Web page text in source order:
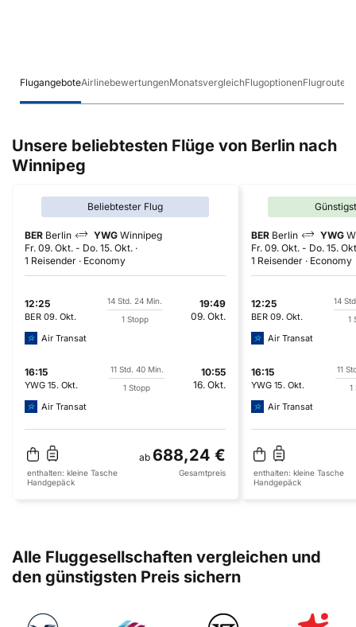
FlugangeboteAirlinebewertungenMonatsvergleichFlugoptionenFlugrouten
Unsere beliebtesten Flüge von Berlin nach
Winnipeg
Beliebtester Flug
BER Berlin YWG Winnipeg
Fr. 09. Okt. - Do. 15. Okt.
1 Reisender
Economy
12:25
BER 09. Okt.
14 Std. 24 Min.
1 Stopp
19:49
09. Okt.
Air Transat
16:15
YWG 15. Okt.
11 Std. 40 Min.
1 Stopp
10:55
16. Okt.
Air Transat
ab 688,24 €
enthalten: kleine Tasche
Handgepäck
Gesamtpreis
BER Berlin YWG
Fr. 09. Okt. - Do. 15.
1 Reisender
Economy
12:25
BER 09. Okt.
14
1
Air Transat
16:15
YWG 15. Okt.
11
1
Air Transat
enthalten: kleine Tasche
Handgepäck
Alle Fluggesellschaften vergleichen und
den günstigsten Preis sichern